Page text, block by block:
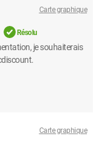
Carte graphique
Résolu
je souhaiterais
Carte graphique